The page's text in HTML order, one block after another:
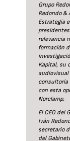
Grupo
Redondo &
Estrategia
relevancia
formación
Kapital, su
consultoría
con esta
Norclamp.
El CEO del
Iván
secretario
del